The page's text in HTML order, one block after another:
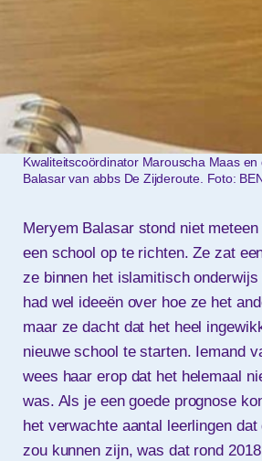
Kwaliteitscoördinator Marouscha Maas
Balasar van abbs De Zijderoute. Foto:
Meryem Balasar stond niet
een school op te richten. Ze zat
ze binnen het islamitisch
had wel ideeën over hoe ze het
maar ze dacht dat het heel
nieuwe school te starten. Iemand
wees haar erop dat het helemaal
was. Als je een goede prognose
het verwachte aantal leerlingen
zou kunnen zijn, was dat rond